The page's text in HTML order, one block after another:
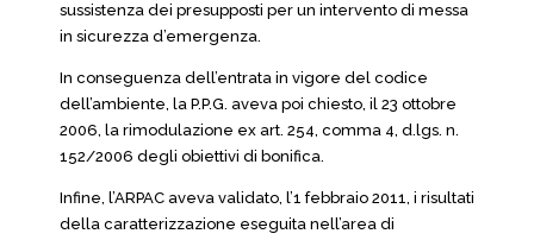
sussistenza dei presupposti per un intervento di messa
in sicurezza d’emergenza.
In conseguenza dell’entrata in vigore del codice
dell’ambiente, la P.P.G. aveva poi chiesto, il 23 ottobre
2006, la rimodulazione ex art. 254, comma 4, d.lgs. n.
152/2006 degli obiettivi di bonifica.
Infine, l’ARPAC aveva validato, l’1 febbraio 2011, i risultati
della caratterizzazione eseguita nell’area di